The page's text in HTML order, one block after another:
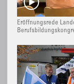
Eröffnungsrede